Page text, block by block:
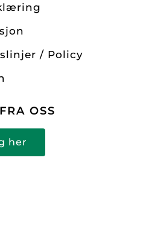
/ Policy
OSS
her